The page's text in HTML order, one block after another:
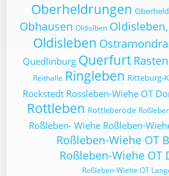
Oberheldrungen
Obhausen Oldislben
Oldisleben Ostramondra
Quedlinburg Querfurt
Reithalle Ringleben Ritteburg-
Rockstedt Rossleben-Wiehe OT
Rottleben Rottleberode
Roßleben- Wiehe Roßleben-
Roßleben-Wiehe OT
Roßleben-Wiehe OT
Roßleben-Wiehe OT